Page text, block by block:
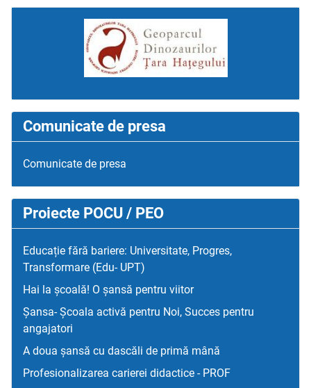
Comunicate de presa
Comunicate de presa
Proiecte POCU / PEO
Educație fără bariere: Universitate, Progres,
Transformare (Edu- UPT)
Hai la școală! O șansă pentru viitor
Șansa- Școala activă pentru Noi, Succes pentru
angajatori
A doua șansă cu dascăli de primă mână
Profesionalizarea carierei didactice - PROF